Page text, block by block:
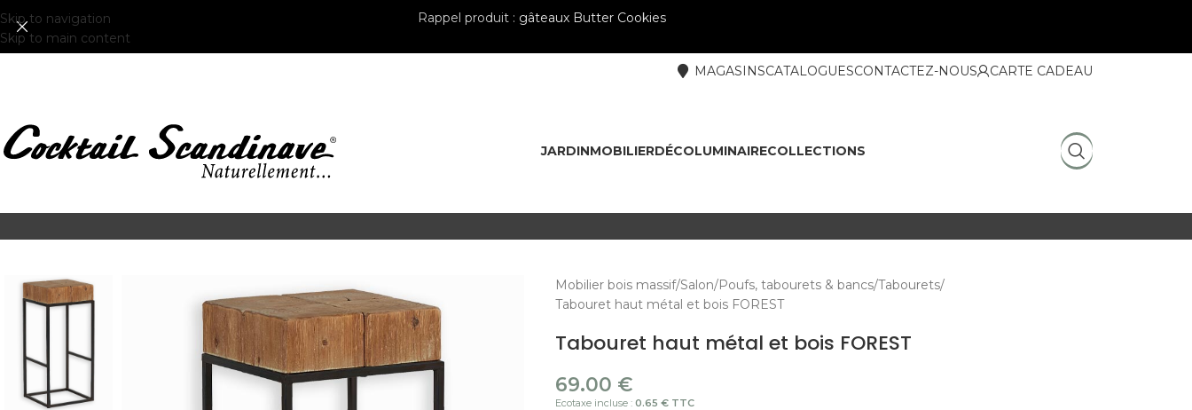
Skip to navigation
Skip to main content
Rappel produit : gâteaux Butter Cookies
MAGASINSCATALOGUESCONTACTEZ-NOUS CARTE CADEAU
JARDINMOBILIERDÉCOLUMINAIRECOLLECTIONS
Mobilier bois massif Salon Poufs, tabourets & bancs Tabourets
Tabouret haut métal et bois FOREST
Tabouret haut métal et bois FOREST
69.00 €
Ecotaxe incluse :0.65 € TTC